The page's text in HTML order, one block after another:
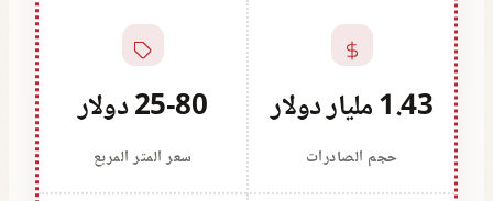
1.43 مليار دولار
حجم الصادرات
25-80 دولار
سعر المتر المربع